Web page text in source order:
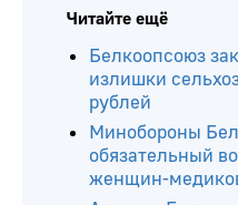
Читайте ещё
Белкоопсоюз
излишки
рублей
Минобороны
обязательный
женщин-